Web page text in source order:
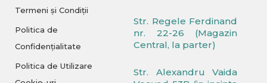
Termeni și Condiții
Politica de
Confidențialitate
Politica de Utilizare
Str. Regele Ferdinand
nr. 22-26 (Magazin
Central, la parter)
Str. Alexandru Vaida